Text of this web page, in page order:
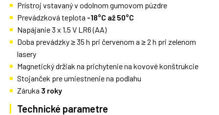
Prístroj vstavaný v odolnom gumovom púzdre
Prevádzková teplota -18°C až 50°C
Napájanie 3 x 1,5 V LR6 (AA)
Doba prevádzky ≥ 35 h pri červenom a ≥ 2 h pri zelenom
lasery
Magnetický držiak na prichytenie na kovové konštrukcie
Stojanček pre umiestnenie na podlahu
Záruka 3 roky
Technické parametre